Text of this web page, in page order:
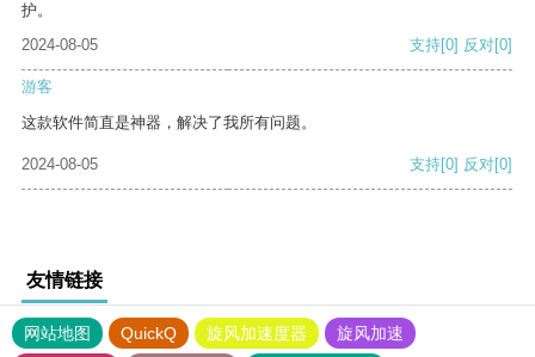
护。
2024-08-05
支持[0] 反对[0]
游客
这款软件简直是神器，解决了我所有问题。
2024-08-05 支持[0] 反对[0]
友情链接
网站地图 QuickQ 旋风加速度器 旋风加速